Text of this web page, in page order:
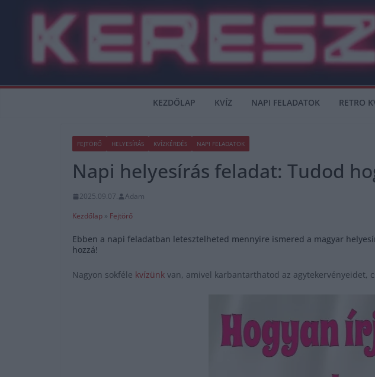
KEZDŐLAP KVÍZ NAPI FELADATOK RETRO
FEJTÖRŐ HELYESÍRÁS KVÍZKÉRDÉS NAPI FELADATOK
Napi helyesírás feladat: Tudod
2025.09.07.
Adam
Kezdőlap » Fejtörő
Ebben a napi feladatban letesztelheted mennyire ismered a magyar
hozzá!
Nagyon sokféle kvízünk van, amivel karbantarthatod az agytekervényeidet,